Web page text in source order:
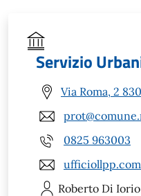
Servizio
Via Roma, 2
0825 963003
Roberto Di Iorio